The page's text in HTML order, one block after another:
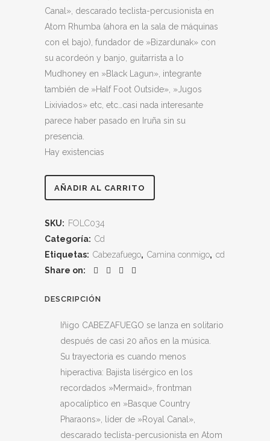
Canal», descarado teclista-percusionista en
Atom Rhumba (ahora en la sala de máquinas
con el bajo), fundador de »Bizardunak» con
su acordeón y banjo, guitarrista a lo
Mudhoney en »Black Lagun», integrante
también de »Half Foot Outside», »Jugos
Lixiviados» etc, etc…casi nada interesante
parece haber pasado en Iruña sin su
presencia.
Hay existencias
Cabezafuego
conmigo
AÑADIR AL CARRITO
SKU: FOLC034
Categoría: Cd
Etiquetas: Cabezafuego, Camina conmigo, cd
Share on:
DESCRIPCIÓN
Iñigo CABEZAFUEGO se lanza en solitario
después de casi 20 años en la música.
Su trayectoria es cuando menos
hiperactiva: Bajista lisérgico en los
recordados »Mermaid», frontman
apocalíptico en »Basque Country
Pharaons», líder de »Royal Canal»,
descarado teclista-percusionista en Atom